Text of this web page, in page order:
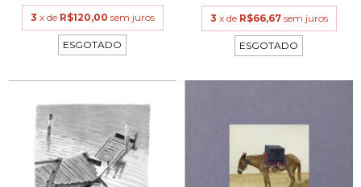
3 x de R$120,00 sem juros
ESGOTADO
3 x de R$66,67 sem juros
ESGOTADO